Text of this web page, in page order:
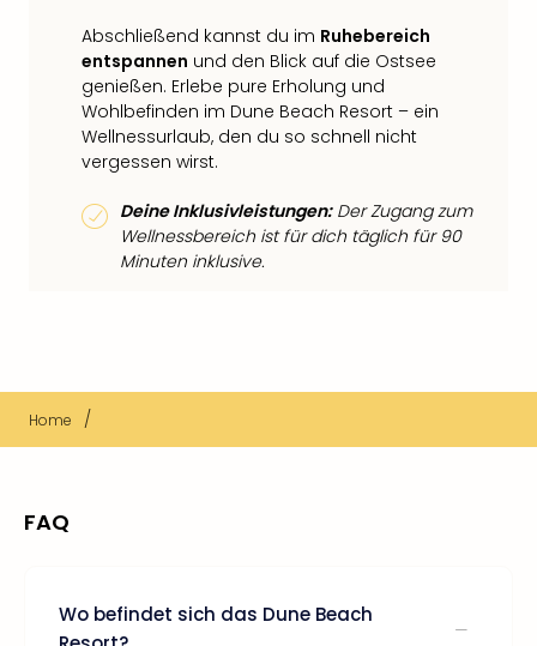
Abschließend kannst du im Ruhebereich
entspannen und den Blick auf die Ostsee
genießen. Erlebe pure Erholung und
Wohlbefinden im Dune Beach Resort – ein
Wellnessurlaub, den du so schnell nicht
vergessen wirst.
Deine Inklusivleistungen:Der Zugang zum
Wellnessbereich ist für dich täglich für 90
Minuten inklusive.
Home /
FAQ
Wo befindet sich das Dune Beach